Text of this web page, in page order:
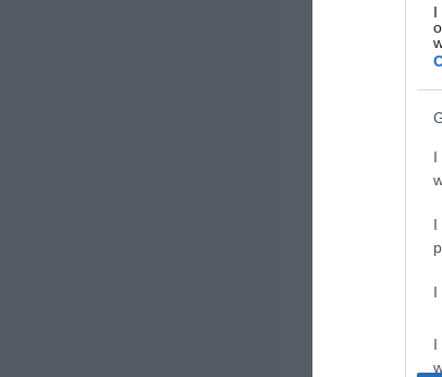
I
I
I
I
I